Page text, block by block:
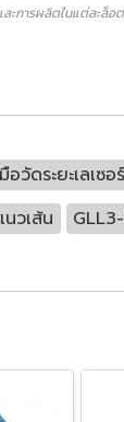
ะการผลิตในแต่ละล็อ
อวัดระยะเลเซอร์
วเส้น